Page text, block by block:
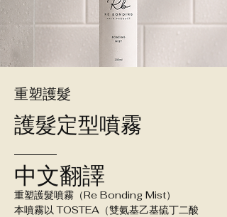
重塑護髮
護髮定型噴霧
中文翻譯
重塑護髮噴霧（Re Bonding Mist）
本噴霧以 TOSTEA（雙氨基乙基硫丁二酸